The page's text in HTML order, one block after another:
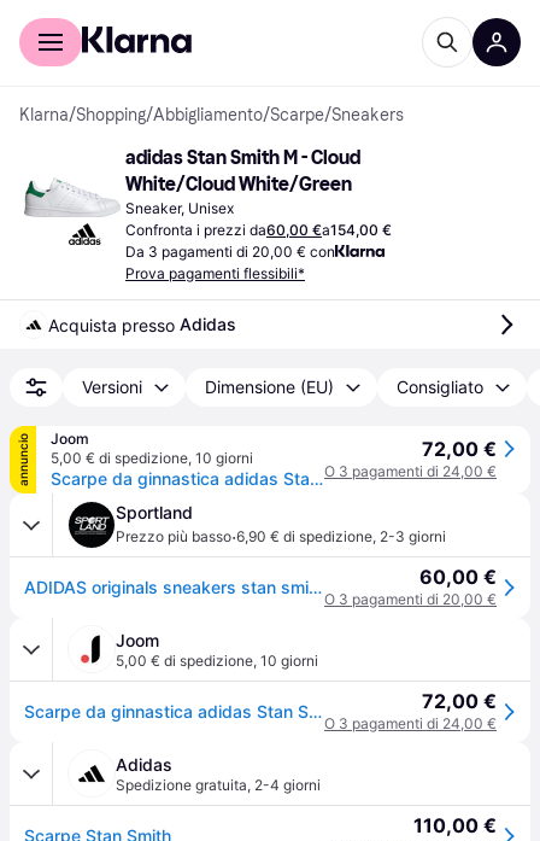
Per il tuo shopping
Klarna/Shopping/Abbigliamento/Scarpe/Sneakers
adidas Stan Smith M - Cloud
White/Cloud White/Green
Sneaker, Unisex
Confronta i prezzi da60,00 €a154,00 €
Da 3 pagamenti di 20,00 € con
Prova pagamenti flessibili*
Acquista presso Adidas
Versioni Dimensione (EU) Consigliato
annuncio
Joom
5,00 € di spedizione, 10 giorni
Scarpe da ginnastica adidas Stan Smith Bianco Verde Unisex Cloud-Bianco FX5502 38⅔
72,00 €
O 3 pagamenti di 24,00 €
Sportland
Prezzo più basso·6,90 € di spedizione, 2-3 giorni
ADIDAS originals sneakers stan smith bianco verde uomo EUR 38 / UK 5 - Bianco/Verde 60,00 €
O 3 pagamenti di 20,00 €
Joom
5,00 € di spedizione, 10 giorni
Scarpe da ginnastica adidas Stan Smith Bianco Verde Unisex Cloud-Bianco FX5502 38⅔ 72,00 €
O 3 pagamenti di 24,00 €
Adidas
Spedizione gratuita, 2-4 giorni
Scarpe Stan Smith 110,00 €